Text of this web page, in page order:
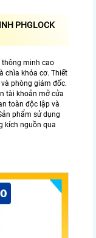
PHGLOCK
thông minh cao
chìa khóa cơ. Thiết
phòng giám đốc.
tài khoản mở cửa
toàn độc lập và
phẩm sử dụng
kích nguồn qua